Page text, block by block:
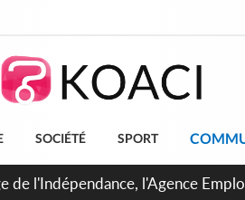
SOCIÉTÉ SPORT
la fronde, les agents